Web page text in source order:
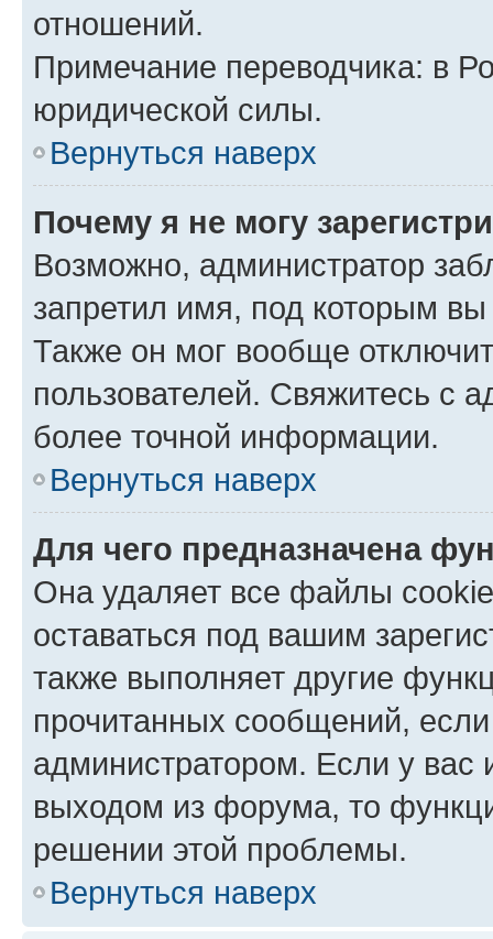
отношений.
Примечание переводчика: в
юридической силы.
Вернуться наверх
Почему я не могу
Возможно, администратор
запретил имя, под которым вы
Также он мог вообще
пользователей. Свяжитесь с
более точной информации.
Вернуться наверх
Для чего предназначена
Она удаляет все файлы
оставаться под вашим
также выполняет другие
прочитанных сообщений,
администратором. Если у
выходом из форума, то
решении этой проблемы.
Вернуться наверх